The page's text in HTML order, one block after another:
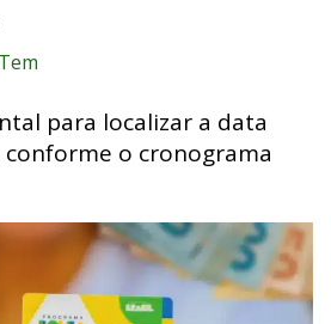
para localizar a data
o cronograma